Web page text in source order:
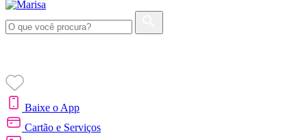
Baixe o App
Cartão e Serviços